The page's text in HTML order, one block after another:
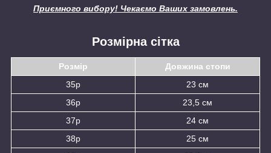
Приємного вибору! Чекаємо Ваших замовлень.
Розмірна сітка
Розмір
Довжина стопи
35р
23 см
36р
23,5 см
37р
24 см
38р
25 см